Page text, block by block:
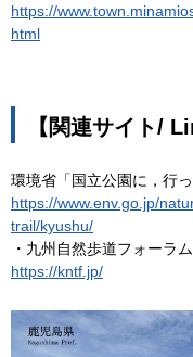
https://
html
【関連サイト/
環境省「国立公園に，行
https://www.env.go.jp/
trail/kyushu/
・九州自然歩道フォーラム
https://kntf.jp/